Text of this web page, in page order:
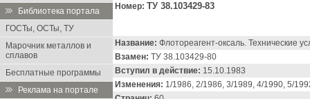
Библиотека портала
ГОСТы, ОСТы, ТУ
Марочник металлов и
сплавов
Бесплатные программы
Реклама на портале
Номер: ТУ 38.103429-83
Название: Флотореагент-оксаль. Технические
Взамен: ТУ 38.103429-80
Вступил в действие: 15.10.1983
Изменения: 1/1986, 2/1986, 3/1989, 4/1990, 5/